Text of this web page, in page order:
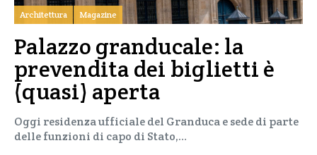
Architettura Magazine
Palazzo granducale: la
prevendita dei biglietti è
(quasi) aperta
Oggi residenza ufficiale del Granduca e sede di parte
delle funzioni di capo di Stato,…